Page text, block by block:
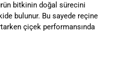
bitkinin doğal sürecini
bulunur. Bu sayede reçine
çiçek performansında